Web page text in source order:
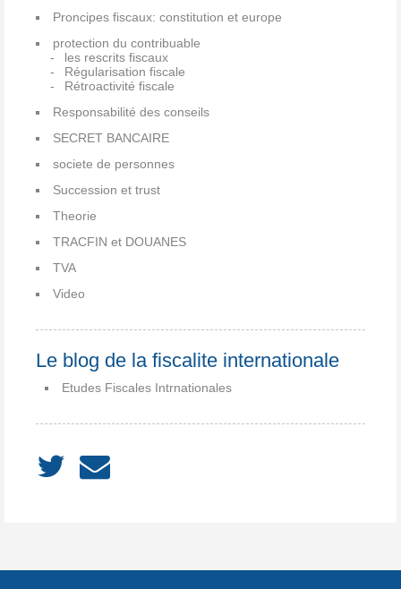
Proncipes fiscaux: constitution et europe
protection du contribuable
les rescrits fiscaux
Régularisation fiscale
Rétroactivité fiscale
Responsabilité des conseils
SECRET BANCAIRE
societe de personnes
Succession et trust
Theorie
TRACFIN et DOUANES
TVA
Video
Le blog de la fiscalite internationale
Etudes Fiscales Intrnationales